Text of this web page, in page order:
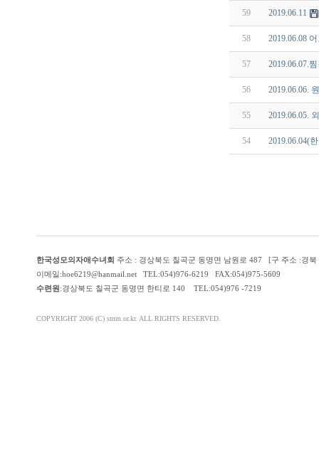
59 2019.06.11
58 2019.06.08
57 2019.06.07.
56 2019.06.06.
55 2019.06.05.
54 2019.06.04(
한국성모의자애수녀회 주소 : 경상북도 칠곡군 동명면 남원로 487 [구 주소 :경
이메일:hoe6219@hanmail.net TEL:054)976-6219 FAX:054)975-5609
수련원:경상북도 칠곡군 동명면 한티로 140 TEL:054)976 -7219
COPYRIGHT 2006 (C) smm.or.kr. ALL RIGHTS RESERVED.